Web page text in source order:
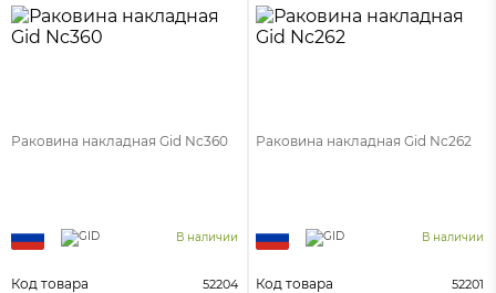
Раковина накладная Gid Nc360
В наличии
Код товара 52204
Раковина накладная Gid Nc262
В наличии
Код товара 52201